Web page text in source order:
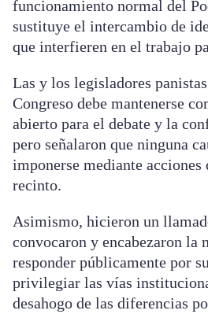
funcionamiento normal del
sustituye el intercambio de
que interfieren en el trabajo
Las y los legisladores
Congreso debe mantenerse
abierto para el debate y la
pero señalaron que ninguna
imponerse mediante acciones
recinto.
Asimismo, hicieron un
convocaron y encabezaron la
responder públicamente por
privilegiar las vías
desahogo de las diferencias